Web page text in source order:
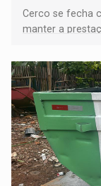
Cerco se fecha
manter a